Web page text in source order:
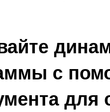
с
для